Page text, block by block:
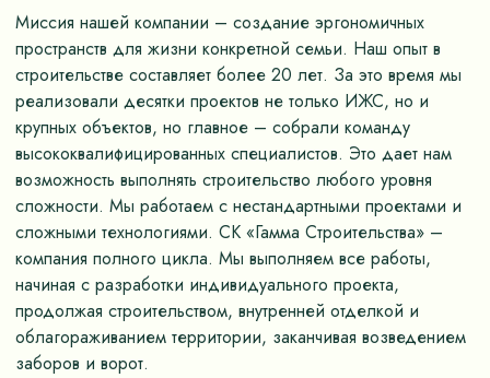
Миссия нашей компании – создание эргономичных
пространств для жизни конкретной семьи. Наш опыт в
строительстве составляет более 20 лет. За это время мы
реализовали десятки проектов не только ИЖС, но и
крупных объектов, но главное – собрали команду
высококвалифицированных специалистов. Это дает нам
возможность выполнять строительство любого уровня
сложности. Мы работаем с нестандартными проектами и
сложными технологиями. СК «Гамма Строительства» –
компания полного цикла. Мы выполняем все работы,
начиная с разработки индивидуального проекта,
продолжая строительством, внутренней отделкой и
облагораживанием территории, заканчивая возведением
заборов и ворот.